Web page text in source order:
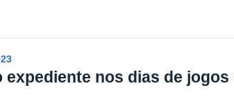
nos dias de jogos